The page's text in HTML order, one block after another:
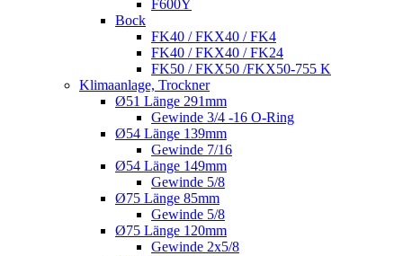
F600Y
Bock
FK40 / FKX40 / FK4
FK40 / FKX40 / FK24
FK50 / FKX50 /FKX50-755 K
Klimaanlage, Trockner
Ø51 Länge 291mm
Gewinde 3/4 -16 O-Ring
Ø54 Länge 139mm
Gewinde 7/16
Ø54 Länge 149mm
Gewinde 5/8
Ø75 Länge 85mm
Gewinde 5/8
Ø75 Länge 120mm
Gewinde 2x5/8